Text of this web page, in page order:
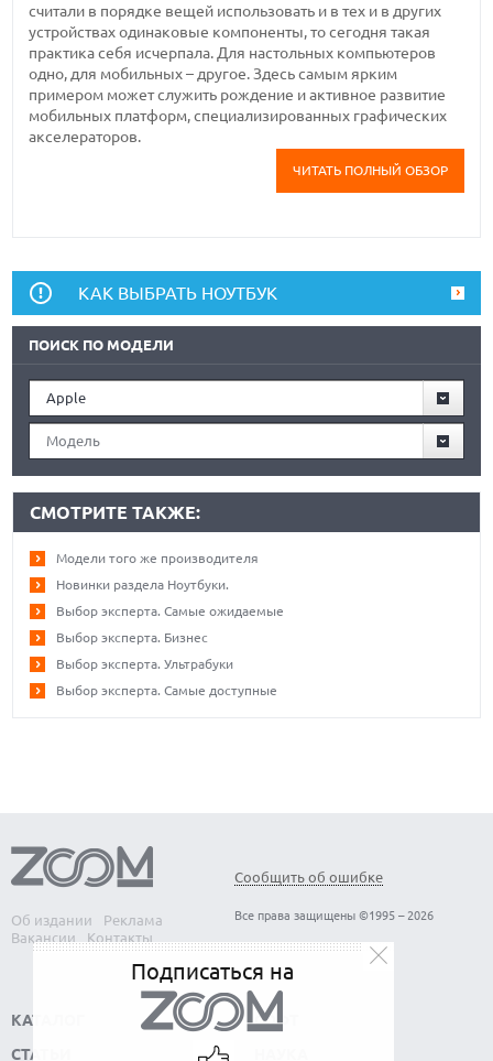
считали в порядке вещей использовать и в тех и в других
устройствах одинаковые компоненты, то сегодня такая
практика себя исчерпала. Для настольных компьютеров
одно, для мобильных – другое. Здесь самым ярким
примером может служить рождение и активное развитие
мобильных платформ, специализированных графических
акселераторов.
ЧИТАТЬ ПОЛНЫЙ ОБЗОР
КАК ВЫБРАТЬ НОУТБУК
ПОИСК ПО МОДЕЛИ
Apple
Модель
СМОТРИТЕ ТАКЖЕ:
Модели того же производителя
Новинки раздела Ноутбуки.
Выбор эксперта. Самые ожидаемые
Выбор эксперта. Бизнес
Выбор эксперта. Ультрабуки
Выбор эксперта. Самые доступные
Об издании
Реклама
Вакансии
Контакты
Сообщить об ошибке
Все права защищены ©1995 – 2026
КАТАЛОГ
СТАТЬИ
СОФТ
Подписаться на